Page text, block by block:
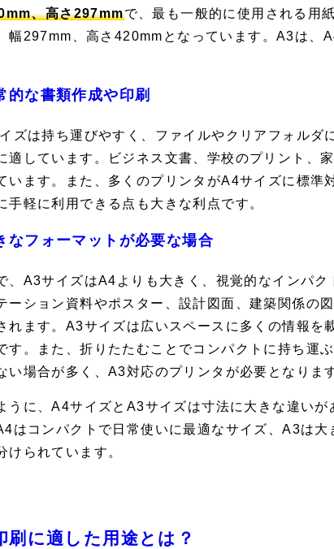
、高さ297mmで、最も一般的に使用される用
幅297mm、高さ420mmとなっています。A3は、
的な書類作成や印刷
ズは持ち運びやすく、ファイルやクリアフォルダ
適しています。ビジネス文書、学校のプリント、
います。また、多くのプリンタがA4サイズに標準
手軽に利用できる点も大きな利点です。
なフォーマットが必要な場合
、A3サイズはA4よりも大きく、視覚的なインパ
ーション資料やポスター、設計図面、建築関係の
れます。A3サイズは広いスペースに多くの情報を
す。また、折りたたむことでコンパクトに持ち運
い場合が多く、A3対応のプリンタが必要となりま
うに、A4サイズとA3サイズは寸法に大きな違い
はコンパクトで日常使いに最適なサイズ、A3は
けられています。
刷に適した用途とは？